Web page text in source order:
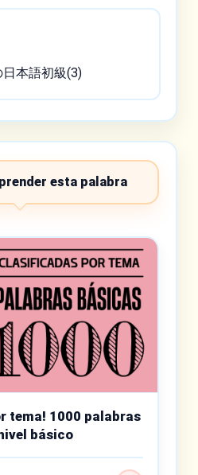
本語初級(3)
esta palabra
tema! 1000 palabras
básico